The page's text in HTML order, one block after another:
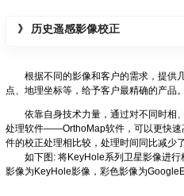
》 历史遥感影像校正
根据不同的影像和客户的需求，提供几
点、地理坐标等，给予客户最精确的产品
依靠自身技术力量，通过对不同时相、
处理软件——OrthoMap软件，可以更快速
件的校正处理相比较，处理时间同比减少
如下图: 将KeyHole系列卫星影像进行
影像为KeyHole影像，彩色影像为